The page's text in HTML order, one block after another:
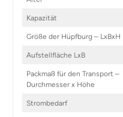
Kapazität
Größe der Hüpfburg – LxBxH
Aufstellfläche LxB
Packmaß für den Transport –
Durchmesser x Höhe
Strombedarf